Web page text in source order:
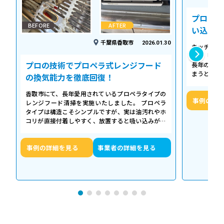
BEFORE AFTER
千葉県香取市 2026.01.30
プロの技術でプロペラ式レンジフード
の換気能力を徹底回復！
香取市にて、長年愛用されているプロペラタイプの
レンジフード清掃を実施いたしました。 プロペラ
タイプは構造こそシンプルですが、実は油汚れやホ
コリが直接付着しやすく、放置すると吸い込みが悪
事例の詳細を見る 事業者の詳細を見る
プロの
い込み
キッチン
える「シ
長年の調
まうとご
事例の詳